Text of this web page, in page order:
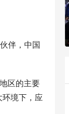
伴，中国
区的主要
环境下，应